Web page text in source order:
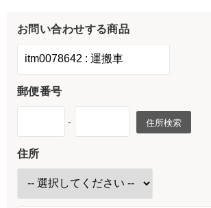
お問い合わせする商品
郵便番号
- 住所検索
住所